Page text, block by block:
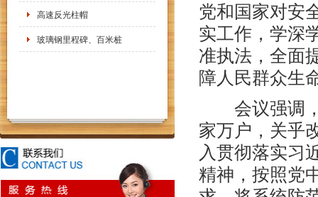
高速反光柱帽
玻璃钢里程碑、百米桩
党和国家对安
实工作，学深
准执法，全面
障人民群众生
会议强调，
家万户，关乎
入贯彻落实习
精神，按照党